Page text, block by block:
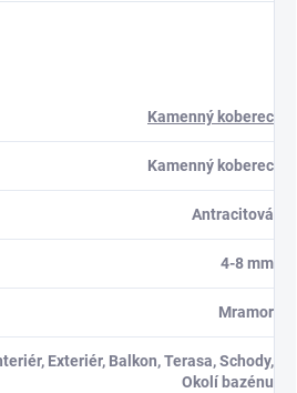
Kamenný koberec
Kamenný koberec
Antracitová
4-8 mm
Mramor
Exteriér, Balkon, Terasa, Schody,
Okolí bazénu